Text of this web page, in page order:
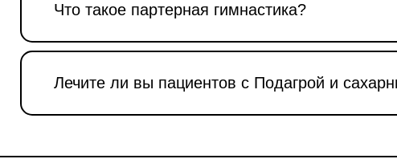
Что такое партерная гимнастика?
Лечите ли вы пациентов с Подагрой и